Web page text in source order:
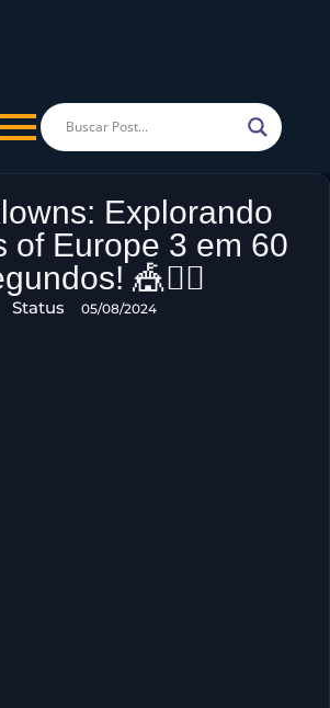
Explorando
of Europe 3 em 60
🎪🕵️‍♂️
Status 05/08/2024